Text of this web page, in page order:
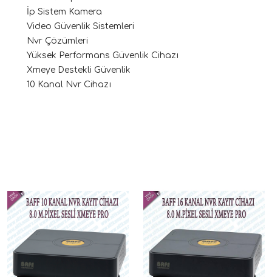
İp Sistem Kamera
Video Güvenlik Sistemleri
Nvr Çözümleri
Yüksek Performans Güvenlik Cihazı
Xmeye Destekli Güvenlik
10 Kanal Nvr Cihazı